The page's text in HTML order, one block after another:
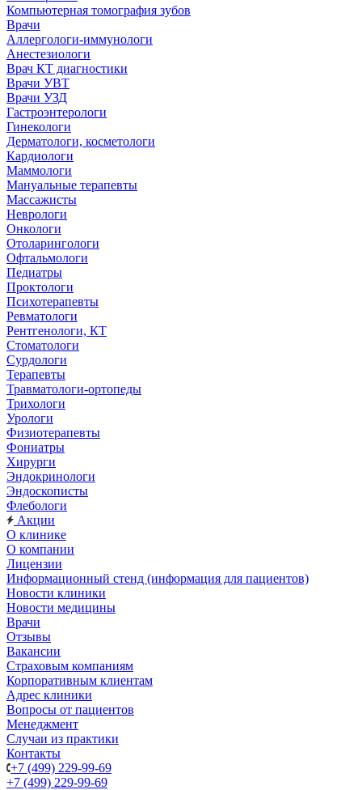
Компьютерная томография зубов
Врачи
Аллергологи-иммунологи
Анестезиологи
Врач КТ диагностики
Врачи УВТ
Врачи УЗД
Гастроэнтерологи
Гинекологи
Дерматологи, косметологи
Кардиологи
Маммологи
Мануальные терапевты
Массажисты
Неврологи
Онкологи
Отоларингологи
Офтальмологи
Педиатры
Проктологи
Психотерапевты
Ревматологи
Рентгенологи, КТ
Стоматологи
Сурдологи
Терапевты
Травматологи-ортопеды
Трихологи
Урологи
Физиотерапевты
Фониатры
Хирурги
Эндокринологи
Эндоскописты
Флебологи
Акции
О клинике
О компании
Лицензии
Информационный стенд (информация для пациентов)
Новости клиники
Новости медицины
Врачи
Отзывы
Вакансии
Страховым компаниям
Корпоративным клиентам
Адрес клиники
Вопросы от пациентов
Менеджмент
Случаи из практики
Контакты
+7 (499) 229-99-69
+7 (499) 229-99-69